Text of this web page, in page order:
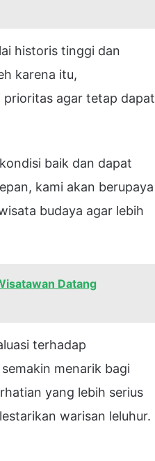
historis tinggi dan
karena itu,
prioritas agar tetap dapat
baik dan dapat
kami akan berupaya
budaya agar lebih
Datang
terhadap
menarik bagi
yang lebih serius
warisan leluhur.